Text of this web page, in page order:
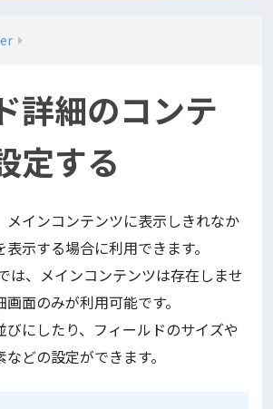
詳細のコンテ
定する
メインコンテンツに表示しきれなか
示する場合に利用できます。
は、メインコンテンツは存在しませ
面のみが利用可能です。
びにしたり、フィールドのサイズや
どの設定ができます。